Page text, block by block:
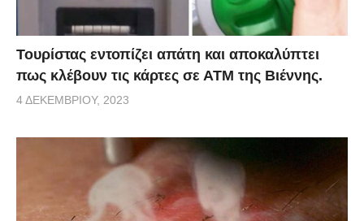
Τουρίστας εντοπίζει απάτη και αποκαλύπτει
πως κλέβουν τις κάρτες σε ΑΤΜ της Βιέννης.
4 ΔΕΚΕΜΒΡΊΟΥ, 2023